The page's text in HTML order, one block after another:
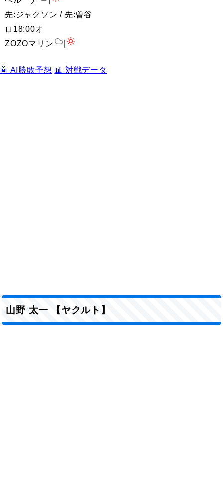
先:ジャクソン / 先:曽谷
ロ 18:00オ
ZOZOマリン
🤖 AI勝敗予想 📊 対戦データ
山野 太一 【ヤクルト】